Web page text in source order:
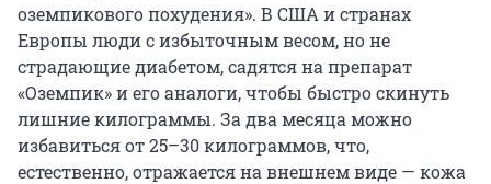
оземпикового похудения». В США и странах
Европы люди с избыточным весом, но не
страдающие диабетом, садятся на препарат
«Оземпик» и его аналоги, чтобы быстро скинуть
лишние килограммы. За два месяца можно
избавиться от 25–30 килограммов, что,
естественно, отражается на внешнем виде — кожа